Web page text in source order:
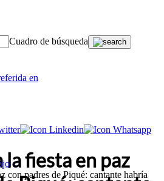
Cuadro de búsqueda
con padres de Piqué: cantante habría
en
fiesta en paz